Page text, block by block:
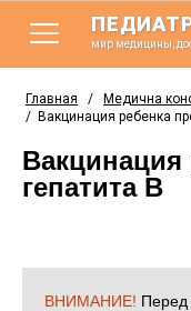
мир медицины,
Главная / Медична
/ Вакцинация ребенка
Вакцинация
гепатита В
ВНИМАНИЕ! Перед